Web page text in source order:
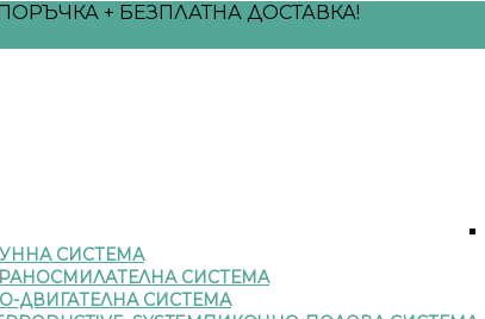
+ БЕЗПЛАТНА ДОСТАВКА!
СИСТЕМА
СИСТЕМА
ДВИГАТЕЛНА СИСТЕМА